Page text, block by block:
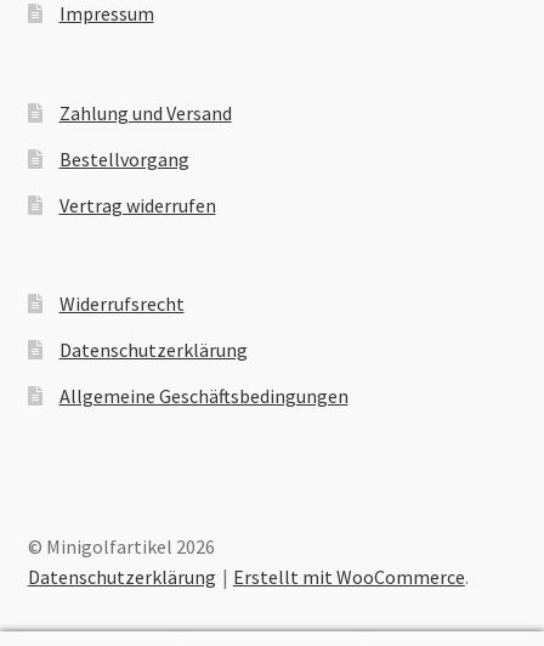
Impressum
Zahlung und Versand
Bestellvorgang
Vertrag widerrufen
Widerrufsrecht
Datenschutzerklärung
Allgemeine Geschäftsbedingungen
© Minigolfartikel 2026
Datenschutzerklärung
Erstellt mit WooCommerce.